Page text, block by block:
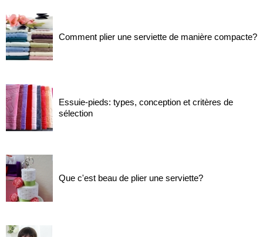
Comment plier une serviette de manière compacte?
Essuie-pieds: types, conception et critères de
sélection
Que c'est beau de plier une serviette?